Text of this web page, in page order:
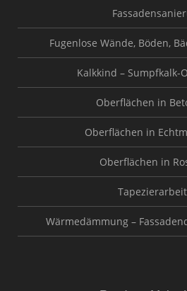
Fugenlose Wände, Böden,
Kalkkind – Sumpfkalk-
Oberflächen in
Oberflächen in
Oberflächen in
Wärmedämmung –